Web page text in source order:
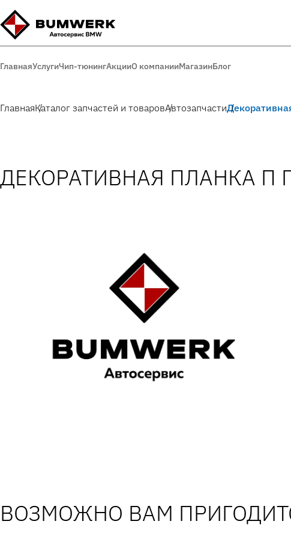
ГлавнаяУслугиЧип-тюнингАкцииО компанииМагазинБлог
ГлавнаяКаталог запчастей и товаровАвтозапчасти
ДЕКОРАТИВНАЯ ПЛАНКА П
ВОЗМОЖНО ВАМ